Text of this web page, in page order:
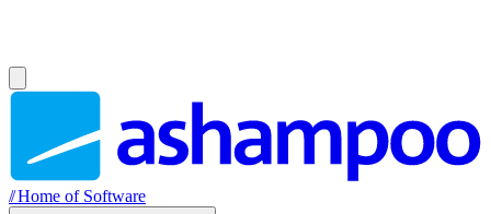
//Home of Software